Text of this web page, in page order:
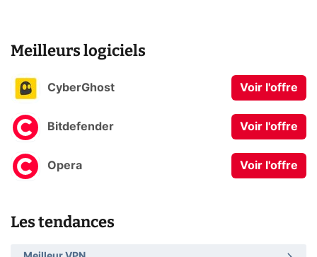
Meilleurs logiciels
CyberGhost Voir l'offre
Bitdefender Voir l'offre
Opera Voir l'offre
Les tendances